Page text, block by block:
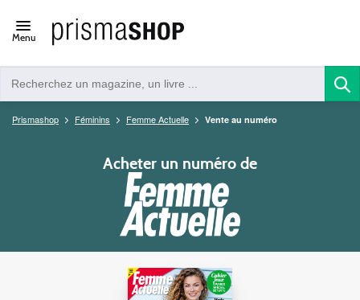
Open/close
navigation
Menu
Prismashop Féminins Femme Actuelle Vente au numéro
Acheter un numéro de